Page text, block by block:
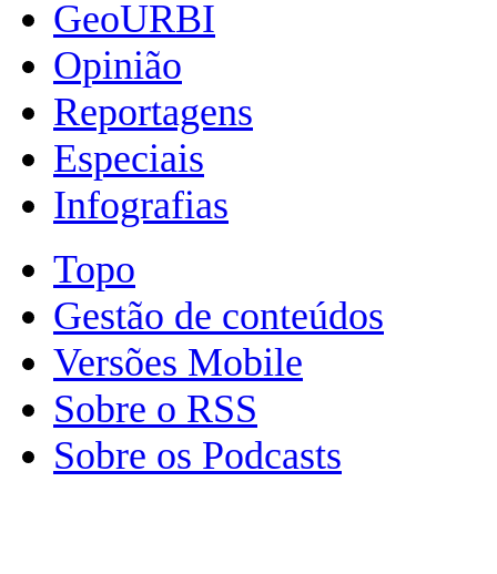
GeoURBI
Opinião
Reportagens
Especiais
Infografias
Topo
Gestão de conteúdos
Versões Mobile
Sobre o RSS
Sobre os Podcasts